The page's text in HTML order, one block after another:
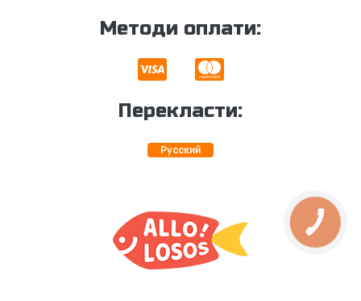
Методи оплати:
Перекласти:
Русский